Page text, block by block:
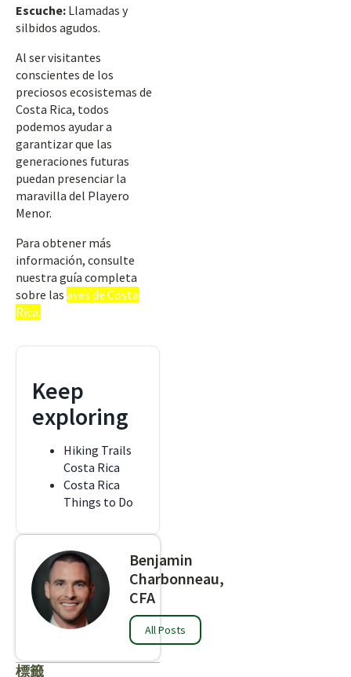
Escuche: Llamadas y
silbidos agudos.
Al ser visitantes
conscientes de los
preciosos ecosistemas de
Costa Rica, todos
podemos ayudar a
garantizar que las
generaciones futuras
puedan presenciar la
maravilla del Playero
Menor.
Para obtener más
información, consulte
nuestra guía completa
sobre las aves de Costa
Rica.
Keep
exploring
Hiking Trails
Costa Rica
Costa Rica
Things to Do
Benjamin
Charbonneau,
CFA
All Posts
標籤